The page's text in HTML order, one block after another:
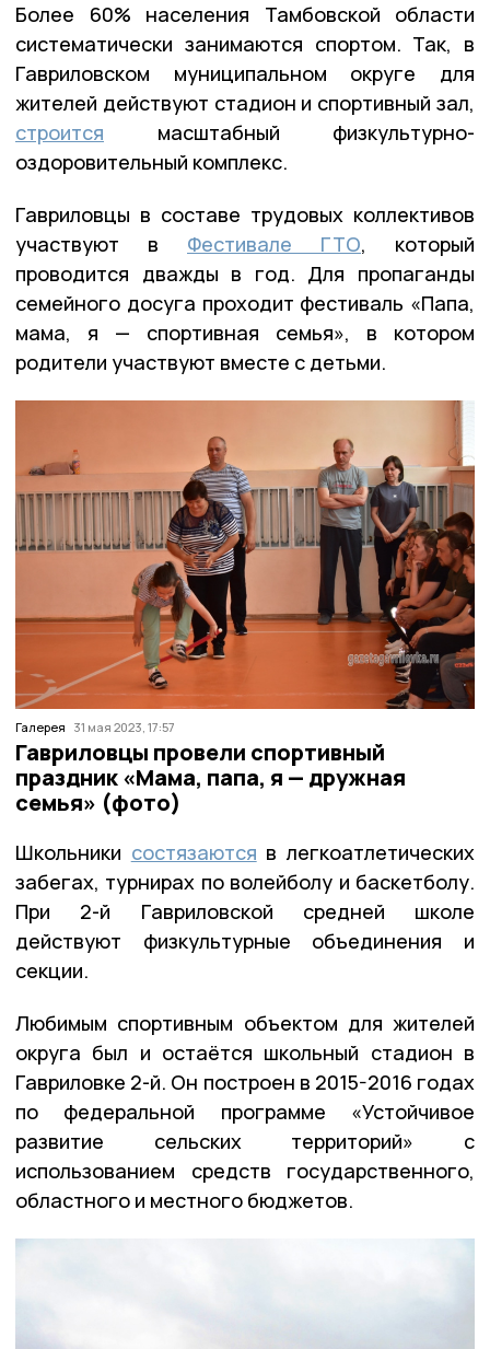
Более 60% населения Тамбовской области
систематически занимаются спортом. Так, в
Гавриловском муниципальном округе для
жителей действуют стадион и спортивный зал,
строится масштабный физкультурно-
оздоровительный комплекс.
Гавриловцы в составе трудовых коллективов
участвуют в Фестивале ГТО, который
проводится дважды в год. Для пропаганды
семейного досуга проходит фестиваль «Папа,
мама, я — спортивная семья», в котором
родители участвуют вместе с детьми.
Галерея 31 мая 2023, 17:57
Гавриловцы провели спортивный
праздник «Мама, папа, я — дружная
семья» (фото)
Школьники состязаются в легкоатлетических
забегах, турнирах по волейболу и баскетболу.
При 2-й Гавриловской средней школе
действуют физкультурные объединения и
секции.
Любимым спортивным объектом для жителей
округа был и остаётся школьный стадион в
Гавриловке 2-й. Он построен в 2015-2016 годах
по федеральной программе «Устойчивое
развитие сельских территорий» с
использованием средств государственного,
областного и местного бюджетов.